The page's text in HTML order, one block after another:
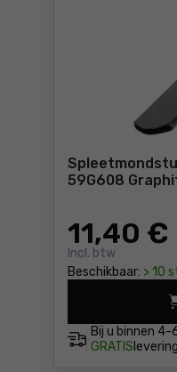
59G608
11,40 €
Incl. btw
Beschikbaar: > 10
Bij u binnen 4-
GRATIS levering